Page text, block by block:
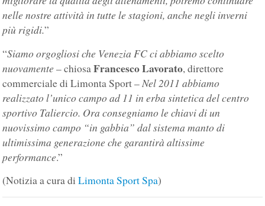
nelle nostre attività in tutte le stagioni, anche negli inverni
più rigidi.”
“Siamo orgogliosi che Venezia FC ci abbiamo scelto
nuovamente – chiosaFrancesco Lavorato, direttore
commerciale di Limonta Sport –Nel 2011 abbiamo
realizzato l’unico campo ad 11 in erba sintetica del centro
sportivo Taliercio. Ora consegniamo le chiavi di un
nuovissimo campo “in gabbia” dal sistema manto di
ultimissima generazione che garantirà altissime
performance.”
(Notizia a cura diLimonta Sport Spa)